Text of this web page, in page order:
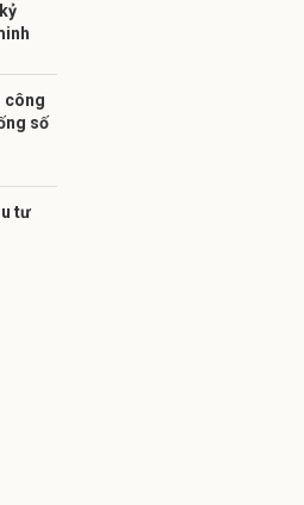
công
số
tư